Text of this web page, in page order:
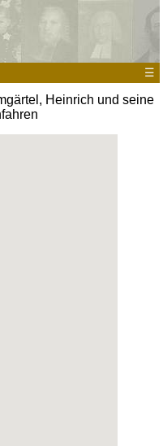
☰
Heinrich und seine